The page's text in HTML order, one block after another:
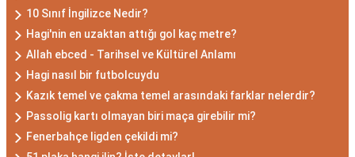
10 Sınıf İngilizce Nedir?
Hagi'nin en uzaktan attığı gol kaç metre?
Allah ebced - Tarihsel ve Kültürel Anlamı
Hagi nasıl bir futbolcuydu
Kazık temel ve çakma temel arasındaki farklar nelerdir?
Passolig kartı olmayan biri maça girebilir mi?
Fenerbahçe ligden çekildi mi?